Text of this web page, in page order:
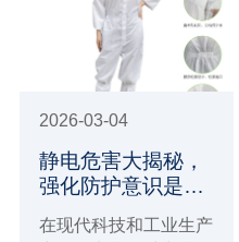
选适合的防静电手套。
2026-03-04
静电危害大揭秘，
强化防护意识是关
在现代科技和工业生产